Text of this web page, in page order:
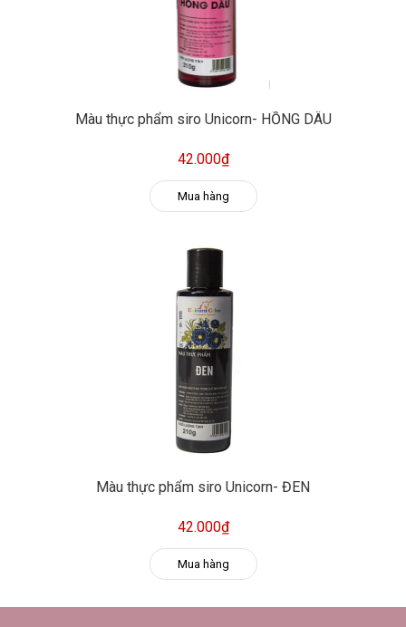
Màu thực phẩm siro Unicorn- HỒNG DÂU
42.000₫
Mua hàng
Màu thực phẩm siro Unicorn- ĐEN
42.000₫
Mua hàng